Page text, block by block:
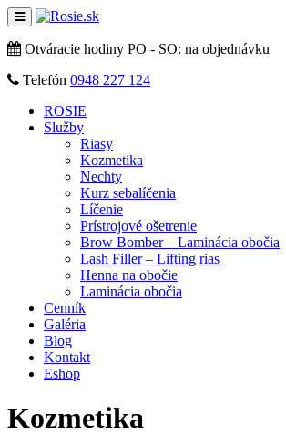
Otváracie hodiny PO - SO: na objednávku
Telefón 0948 227 124
ROSIE
Služby
Riasy
Kozmetika
Nechty
Kurz sebalíčenia
Líčenie
Prístrojové ošetrenie
Brow Bomber – Laminácia obočia
Lash Filler – Lifting rias
Henna na obočie
Laminácia obočia
Cenník
Galéria
Blog
Kontakt
Eshop
Kozmetika